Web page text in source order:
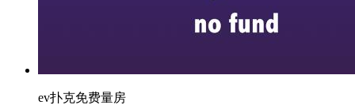
ev扑克免费量房